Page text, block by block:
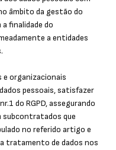
âmbito da gestão do
finalidade do
a entidades
e organizacionais
pessoais, satisfazer
do RGPD, assegurando
subcontratados que
no referido artigo e
tratamento de dados nos